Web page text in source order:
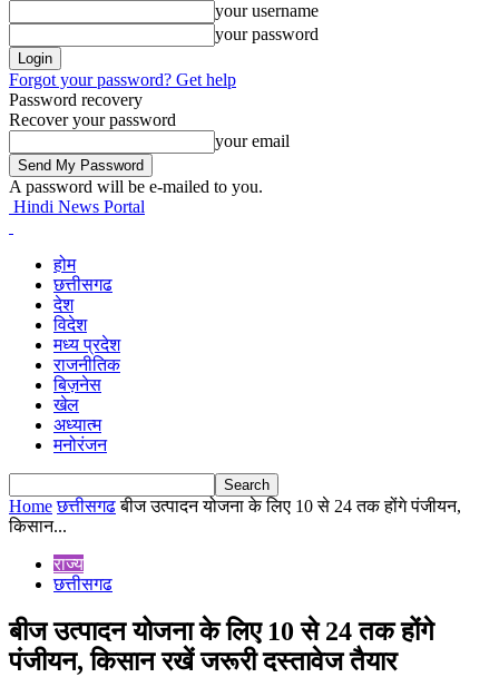
your username
your password
Forgot your password? Get help
Password recovery
Recover your password
your email
A password will be e-mailed to you.
Hindi News Portal
होम
छत्तीसगढ
देश
विदेश
मध्य प्रदेश
राजनीतिक
बिज़नेस
खेल
अध्यात्म
मनोरंजन
Home छत्तीसगढ बीज उत्पादन योजना के लिए 10 से 24 तक होंगे पंजीयन,
किसान...
राज्य
छत्तीसगढ
बीज उत्पादन योजना के लिए 10 से 24 तक होंगे
पंजीयन, किसान रखें जरूरी दस्तावेज तैयार